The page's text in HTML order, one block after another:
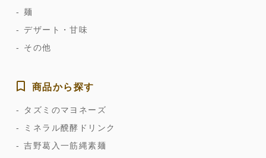
麺
デザート・甘味
その他
商品から探す
タズミのマヨネーズ
ミネラル醗酵ドリンク
吉野葛入一筋縄素麺